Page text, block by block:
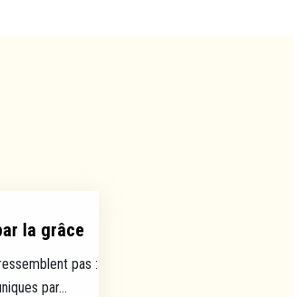
la grâce
pas :
par...